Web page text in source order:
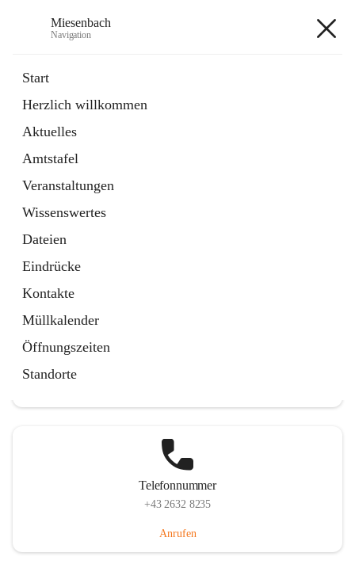
Miesenbach
Navigation
Start
Herzlich willkommen
Aktuelles
Amtstafel
Veranstaltungen
Wissenswertes
Dateien
Eindrücke
Kontakte
Müllkalender
Öffnungszeiten
Standorte
Externe Webseite
in
Tab
Region Schneebergland
Externe Webseite
öffnet
in
neuem
Tab
Telefonnummer
+43 2632 8235
Anrufen